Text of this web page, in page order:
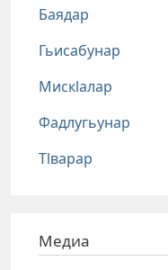
Баядар
Гьисабунар
Мискlалар
Фадлугьунар
Тlварар
Медиа